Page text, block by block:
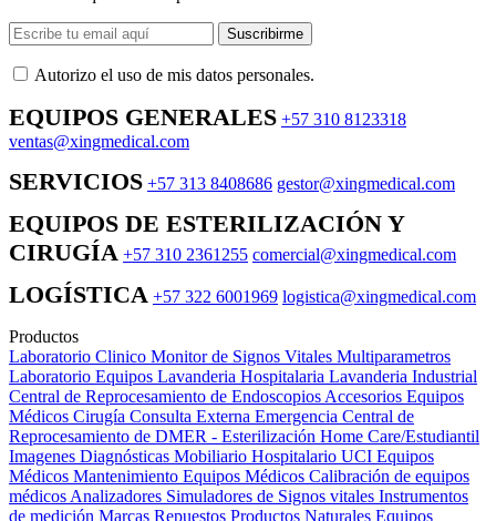
Suscribirme
Autorizo ​​el uso de mis datos personales.
EQUIPOS GENERALES +57 310 8123318
ventas@xingmedical.com
SERVICIOS +57 313 8408686 gestor@xingmedical.com
EQUIPOS DE ESTERILIZACIÓN Y
CIRUGÍA +57 310 2361255 comercial@xingmedical.com
LOGÍSTICA +57 322 6001969 logistica@xingmedical.com
Productos
Laboratorio Clinico Monitor de Signos Vitales Multiparametros
Laboratorio Equipos Lavanderia Hospitalaria Lavanderia Industrial
Central de Reprocesamiento de Endoscopios Accesorios Equipos
Médicos Cirugía Consulta Externa Emergencia Central de
Reprocesamiento de DMER - Esterilización Home Care/Estudiantil
Imagenes Diagnósticas Mobiliario Hospitalario UCI Equipos
Médicos Mantenimiento Equipos Médicos Calibración de equipos
médicos Analizadores Simuladores de Signos vitales Instrumentos
de medición Marcas Repuestos Productos Naturales Equipos